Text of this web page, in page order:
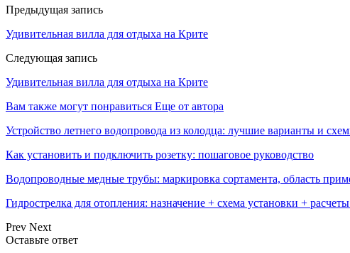
Предыдущая запись
Удивительная вилла для отдыха на Крите
Следующая запись
Удивительная вилла для отдыха на Крите
Вам также могут понравиться Еще от автора
Устройство летнего водопровода из колодца: лучшие варианты и
Как установить и подключить розетку: пошаговое руководство
Водопроводные медные трубы: маркировка сортамента, область
Гидрострелка для отопления: назначение + схема установки +
Prev Next
Оставьте ответ